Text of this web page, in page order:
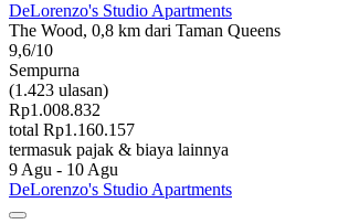
DeLorenzo's Studio Apartments
The Wood, 0,8 km dari Taman Queens
9,6/10
Sempurna
(1.423 ulasan)
Rp1.008.832
total Rp1.160.157
termasuk pajak & biaya lainnya
9 Agu - 10 Agu
DeLorenzo's Studio Apartments